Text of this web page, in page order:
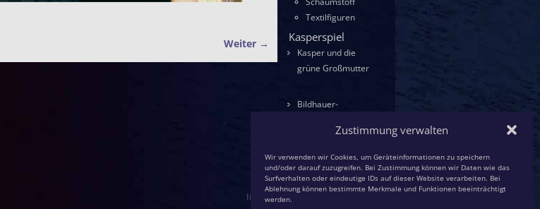
Zustimmung verwalten
Wir verwenden wir Cookies, um Geräteinformationen zu speichern
und/oder darauf zuzugreifen. Bei Zustimmung können wir Daten wie das
Surfverhalten oder eindeutige IDs auf dieser Website verarbeiten. Bei
Ablehnung können bestimmte Merkmale und Funktionen beeinträchtigt
werden.
Weiter →
Textilfiguren
Kasperspiel
Kasper und die
grüne Großmutter
Bildhauer-
Impressum / Datenschutz